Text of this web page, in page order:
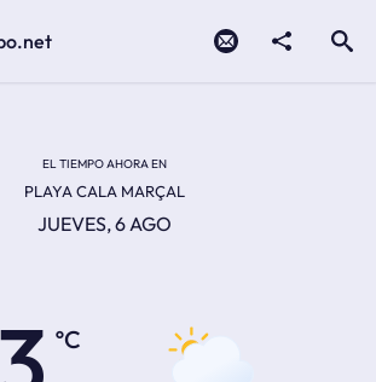
EL TIEMPO AHORA EN
PLAYA CALA MARÇAL
JUEVES, 6 AGO